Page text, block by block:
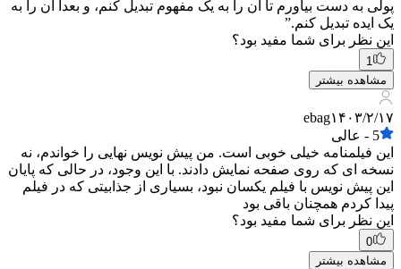
پولی به دست بیاورم تا آن را به یک مفهوم تبدیل کنم، و بعداً آن را به
یک ایده تبدیل کنم.”
این نظر برای شما مفید بود؟
1
مشاهده بیشتر
ebag۱۴۰۳/۲/۱۷
5
- عالی
این فیلمنامه خیلی خوبی است. من پیش نویس نهایی را خواندم، نه
نسخه ای که روی صفحه نمایش دادند. با این وجود، در حالی که پایان
این پیش نویس با فیلم یکسان نبود، بسیاری از جذابیتی که در فیلم
پیدا کردم همچنان باقی بود
این نظر برای شما مفید بود؟
0
مشاهده بیشتر